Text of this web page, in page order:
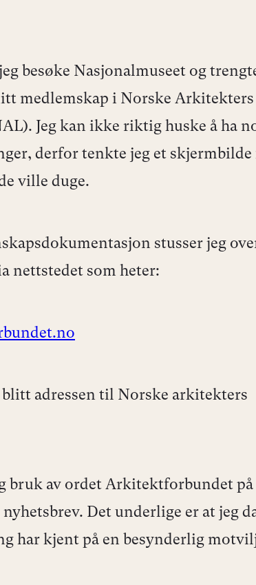
besøke Nasjonalmuseet og
medlemskap i Norske Arkitekters
Jeg kan ikke riktig huske å ha
derfor tenkte jeg et skjermbilde
ville duge.
stusser jeg
nettstedet som heter:
blitt adressen til Norske arkitekters
bruk av ordet Arkitektforbundet
Det underlige er at jeg
har kjent på en besynderlig